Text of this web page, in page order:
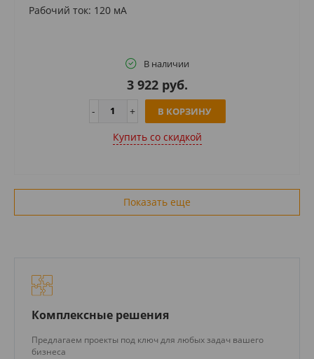
Рабочий ток: 120 мА
В наличии
3 922 руб.
В КОРЗИНУ
Купить cо скидкой
Показать еще
Комплексные решения
Предлагаем проекты под ключ для любых задач вашего
бизнеса